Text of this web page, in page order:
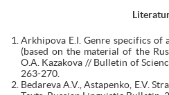
Arkhipova E.I. Genre specifics
(based on the material of the
O.A. Kazakova // Bulletin of
263-270.
Bedareva A.V., Astapenko, E.V.